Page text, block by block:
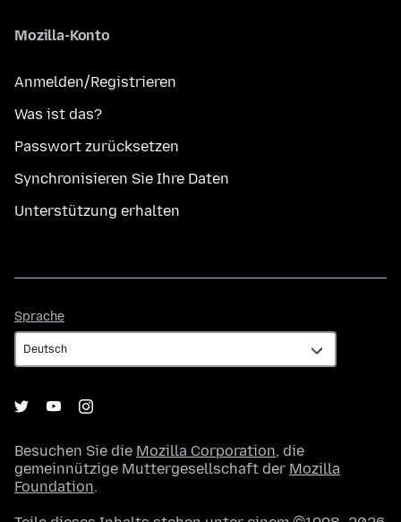
Mozilla-Konto
Anmelden/Registrieren
Was ist das?
Passwort zurücksetzen
Synchronisieren Sie Ihre Daten
Unterstützung erhalten
Sprache
Besuchen Sie die Mozilla Corporation, die
gemeinnützige Muttergesellschaft der Mozilla
Foundation.